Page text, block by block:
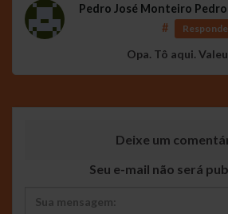
Pedro José Monteiro Pedro
#
Opa. Tô aqui.
Deixe um
Seu e-mail não será